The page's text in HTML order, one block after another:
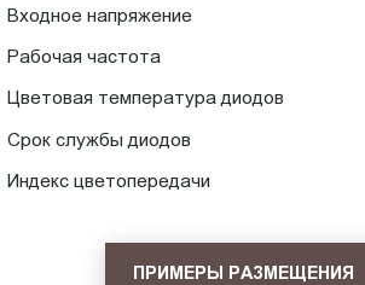
Входное напряжение
Рабочая частота
Цветовая температура диодов
Срок службы диодов
Индекс цветопередачи
ПРИМЕРЫ РАЗМЕЩЕНИЯ